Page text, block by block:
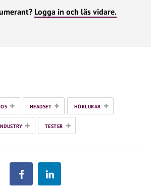
Logga in och läs vidare.
+ HEADSET + HÖRLURAR +
+ TESTER +